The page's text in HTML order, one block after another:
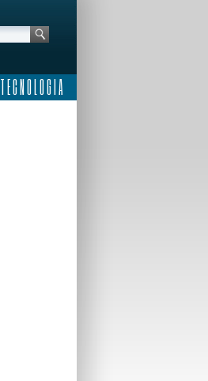
T E C N O L O G I A